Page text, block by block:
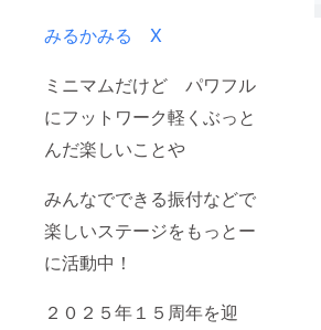
みるかみる X
ミニマムだけど パワフル
にフットワーク軽くぶっと
んだ楽しいことや
みんなでできる振付などで
楽しいステージをもっとー
に活動中！
２０２５年１５周年を迎